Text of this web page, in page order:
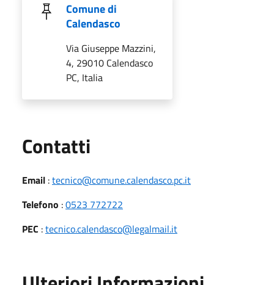
Comune di
Calendasco
Via Giuseppe Mazzini,
4, 29010 Calendasco
PC, Italia
Contatti
Email :tecnico@comune.calendasco.pc.it
Telefono :0523 772722
PEC :tecnico.calendasco@legalmail.it